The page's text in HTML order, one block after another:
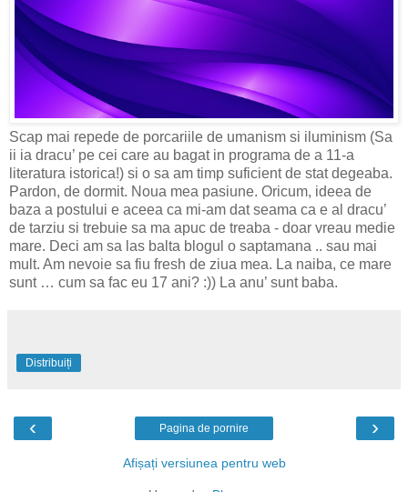
Scap mai repede de porcariile de umanism si iluminism (Sa
ii ia dracu’ pe cei care au bagat in programa de a 11-a
literatura istorica!) si o sa am timp suficient de stat degeaba.
Pardon, de dormit. Noua mea pasiune. Oricum, ideea de
baza a postului e aceea ca mi-am dat seama ca e al dracu’
de tarziu si trebuie sa ma apuc de treaba - doar vreau medie
mare. Deci am sa las balta blogul o saptamana .. sau mai
mult. Am nevoie sa fiu fresh de ziua mea. La naiba, ce mare
sunt … cum sa fac eu 17 ani? :)) La anu’ sunt baba.
Distribuiți
‹ ›
Pagina de pornire
Afișați versiunea pentru web